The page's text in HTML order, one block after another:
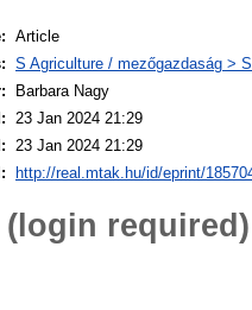
Article
S Agriculture / mezőgazdaság >
Barbara Nagy
23 Jan 2024 21:29
23 Jan 2024 21:29
http://real.mtak.hu/id/eprint/
required)